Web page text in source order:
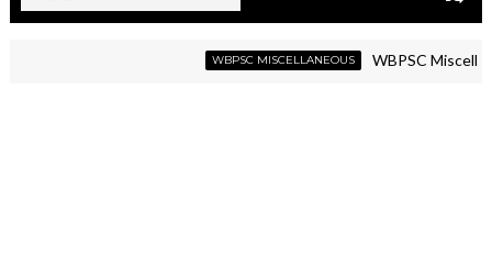
WBPSC MISCELLANEOUS WBPSC Miscellaneous